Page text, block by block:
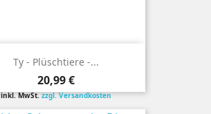
Ty - Plüschtiere -...
Preis
20,99 €
inkl. MwSt.zzgl. Versandkosten